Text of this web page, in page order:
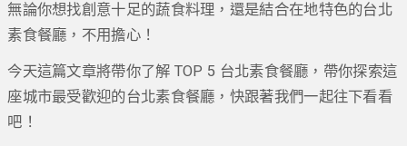
無論你想找創意十足的蔬食料理，還是結合在地特色的台北
素食餐廳，不用擔心！
今天這篇文章將帶你了解 TOP 5 台北素食餐廳，帶你探索這
座城市最受歡迎的台北素食餐廳，快跟著我們一起往下看看
吧！